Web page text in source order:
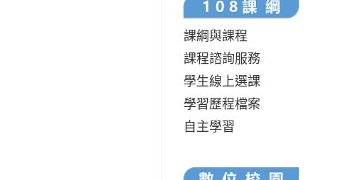
課綱與課程
課程諮詢服務
學生線上選課
學習歷程檔案
自主學習